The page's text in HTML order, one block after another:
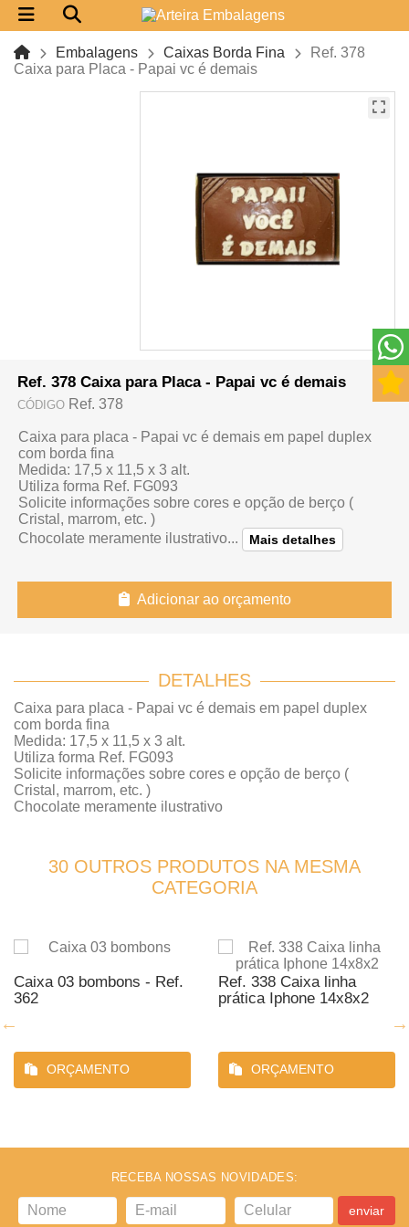
Embalagens Caixas Borda Fina
Ref. 378
Caixa para Placa - Papai vc é demais
Ref. 378 Caixa para Placa - Papai vc é demais
CÓDIGO Ref. 378
Caixa para placa - Papai vc é demais em papel duplex
com borda fina
Medida: 17,5 x 11,5 x 3 alt.
Utiliza forma Ref. FG093
Solicite informações sobre cores e opção de berço (
Cristal, marrom, etc. )
Chocolate meramente ilustrativo... Mais detalhes
Adicionar ao orçamento
DETALHES
Caixa para placa - Papai vc é demais em papel duplex
com borda fina
Medida: 17,5 x 11,5 x 3 alt.
Utiliza forma Ref. FG093
Solicite informações sobre cores e opção de berço (
Cristal, marrom, etc. )
Chocolate meramente ilustrativo
30 OUTROS PRODUTOS NA MESMA
CATEGORIA
Caixa 03 bombons - Ref.
362
ORÇAMENTO
Ref. 338 Caixa linha
prática Iphone 14x8x2
ORÇAMENTO
RECEBA NOSSAS NOVIDADES:
enviar